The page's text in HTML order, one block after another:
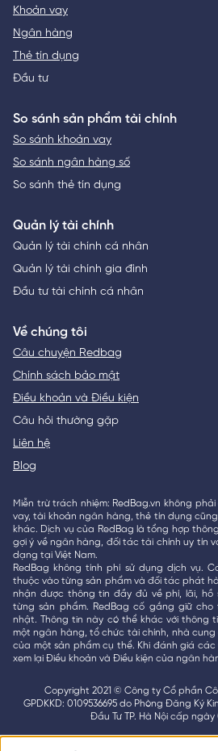
Khoản vay
Ngân hàng
Thẻ tín dụng
Đầu tư
So sánh sản phẩm tài chính
So sánh khoản vay
So sánh ngân hàng số
So sánh thẻ tín dụng
Quản lý tài chính
Quản lý tài chính cá nhân
Quản lý tài chính gia đình
Đầu tư tài chính cá nhân
Về chúng tôi
Câu chuyện Redbag
Chính sách bảo mật
Điều khoản và Điều kiện
Câu hỏi thường gặp
Liên hệ
Blog
Miễn trừ trách nhiệm: RedBag.vn không
vay, tài khoản ngân hàng, thẻ tín dụng
khác. Dịch vụ của RedBag là tổng hợp
gợi ý về ngân hàng, đối tác tài chính uy tín
dạng tại Việt Nam.
RedBag không tính phí sử dụng dịch vụ.
thuộc vào từng sản phẩm và đối tác phát
nhận được thông tin đầy đủ về phí, lãi, hồ
từng sản phẩm. RedBag cố gắng giữ
nhật. Thông tin này có thể khác với thông
một ngân hàng, tổ chức tài chính, nhà
của một sản phẩm cụ thể. Khi đánh giá các
xem lại Điều khoản và Điều kiện của ngân
Copyright 2021 © Công ty Cổ phần
GPDKKD: 0109536695 do Phòng Đăng Ký
Đầu Tư TP. Hà Nội cấp